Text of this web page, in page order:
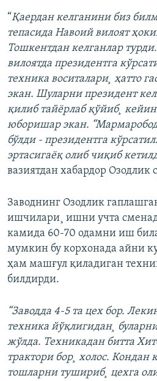
“Қаердан келганини биз
тепасида Навоий вилоят
Тошкентдан келганлар
вилоятда президентга
техника воситалари¸ ҳатто
экан. Шуларни президент
қилиб тайëрлаб қўйиб¸
юборишар экан.
бўлди - президентга
эртасигаëқ олиб чиқиб
вазиятдан хабардор Озодлик
Заводнинг Озодлик
ишчилари¸ ишни учта
камида 60-70 одамни иш
мумкин бу корхонада айни
ҳам машғул қиладиган
билдирди.
“Заводда 4-5 та цех бор.
техника йўқлигидан¸
жўлда. Техникадан битта
трактори бор¸ холос. Кондан
тошларни тушириб¸ цехга